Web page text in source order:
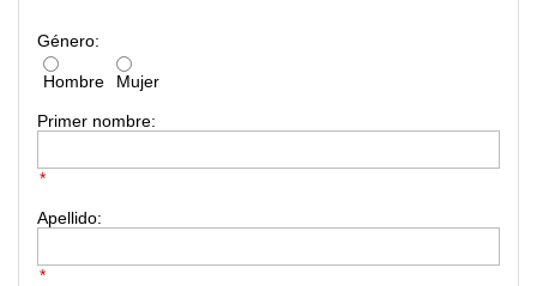
Género:
Hombre Mujer
Primer nombre:
*
Apellido:
*